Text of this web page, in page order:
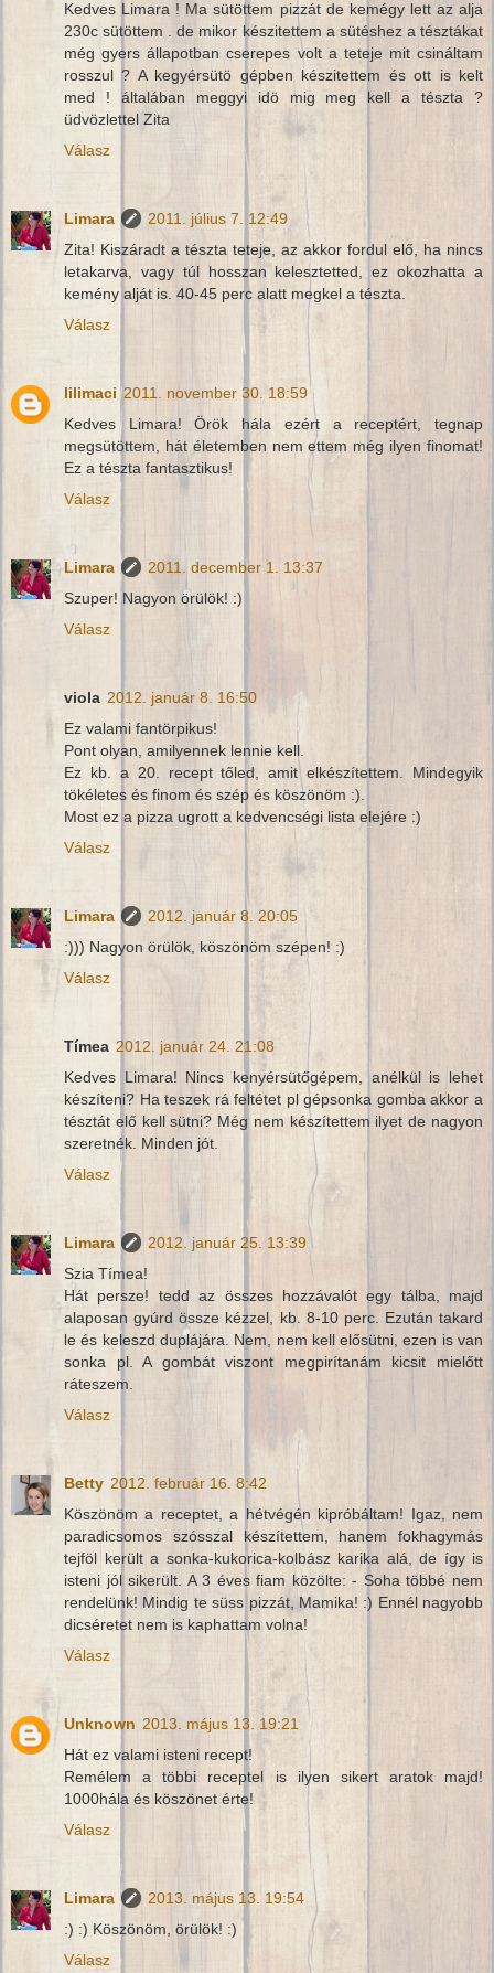
Kedves Limara ! Ma sütöttem pizzát de kemégy lett az alja
230c sütöttem . de mikor készitettem a sütéshez a tésztákat
még gyers állapotban cserepes volt a teteje mit csináltam
rosszul ? A kegyérsütö gépben készitettem és ott is kelt
med ! általában meggyi idö mig meg kell a tészta ?
üdvözlettel Zita
Válasz
Limara
2011. július 7. 12:49
Zita! Kiszáradt a tészta teteje, az akkor fordul elő, ha nincs
letakarva, vagy túl hosszan kelesztetted, ez okozhatta a
kemény alját is. 40-45 perc alatt megkel a tészta.
Válasz
lilimaci 2011. november 30. 18:59
Kedves Limara! Örök hála ezért a receptért, tegnap
megsütöttem, hát életemben nem ettem még ilyen finomat!
Ez a tészta fantasztikus!
Válasz
Limara
2011. december 1. 13:37
Szuper! Nagyon örülök! :)
Válasz
viola 2012. január 8. 16:50
Ez valami fantörpikus!
Pont olyan, amilyennek lennie kell.
Ez kb. a 20. recept tőled, amit elkészítettem. Mindegyik
tökéletes és finom és szép és köszönöm :).
Most ez a pizza ugrott a kedvencségi lista elejére :)
Válasz
Limara
2012. január 8. 20:05
:))) Nagyon örülök, köszönöm szépen! :)
Válasz
Tímea 2012. január 24. 21:08
Kedves Limara! Nincs kenyérsütőgépem, anélkül is lehet
készíteni? Ha teszek rá feltétet pl gépsonka gomba akkor a
tésztát elő kell sütni? Még nem készítettem ilyet de nagyon
szeretnék. Minden jót.
Válasz
Limara
2012. január 25. 13:39
Szia Tímea!
Hát persze! tedd az összes hozzávalót egy tálba, majd
alaposan gyúrd össze kézzel, kb. 8-10 perc. Ezután takard
le és keleszd duplájára. Nem, nem kell elősütni, ezen is van
sonka pl. A gombát viszont megpirítanám kicsit mielőtt
ráteszem.
Válasz
Betty 2012. február 16. 8:42
Köszönöm a receptet, a hétvégén kipróbáltam! Igaz, nem
paradicsomos szósszal készítettem, hanem fokhagymás
tejföl került a sonka-kukorica-kolbász karika alá, de így is
isteni jól sikerült. A 3 éves fiam közölte: - Soha többé nem
rendelünk! Mindig te süss pizzát, Mamika! :) Ennél nagyobb
dicséretet nem is kaphattam volna!
Válasz
Unknown 2013. május 13. 19:21
Hát ez valami isteni recept!
Remélem a többi receptel is ilyen sikert aratok majd!
1000hála és köszönet érte!
Válasz
Limara
2013. május 13. 19:54
:) :) Köszönöm, örülök! :)
Válasz